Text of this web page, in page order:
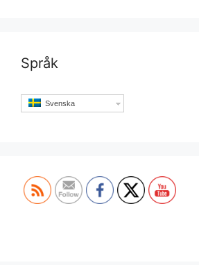
Språk
Svenska